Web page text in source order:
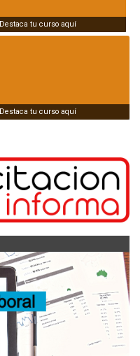
Destaca tu curso aquí
Destaca tu curso aquí